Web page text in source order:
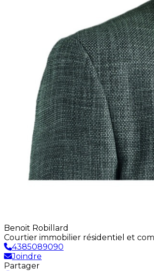
Benoit Robillard
Courtier immobilier résidentiel et
4385089090
Joindre
Partager